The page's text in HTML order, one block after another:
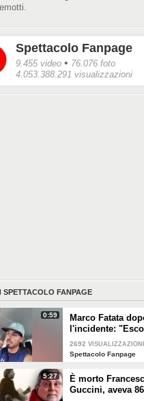
Spettacolo Fanpage
9.455 video • 76.076 foto
4.053.388.291 visualizzazioni
SPETTACOLO FANPAGE
0:59
Marco Fatata
l'incidente:
di sera, i primi
non riuscivo a
2692 VISUALIZZAZIONI
Spettacolo Fanpage
5:27
È morto
Guccini, aveva